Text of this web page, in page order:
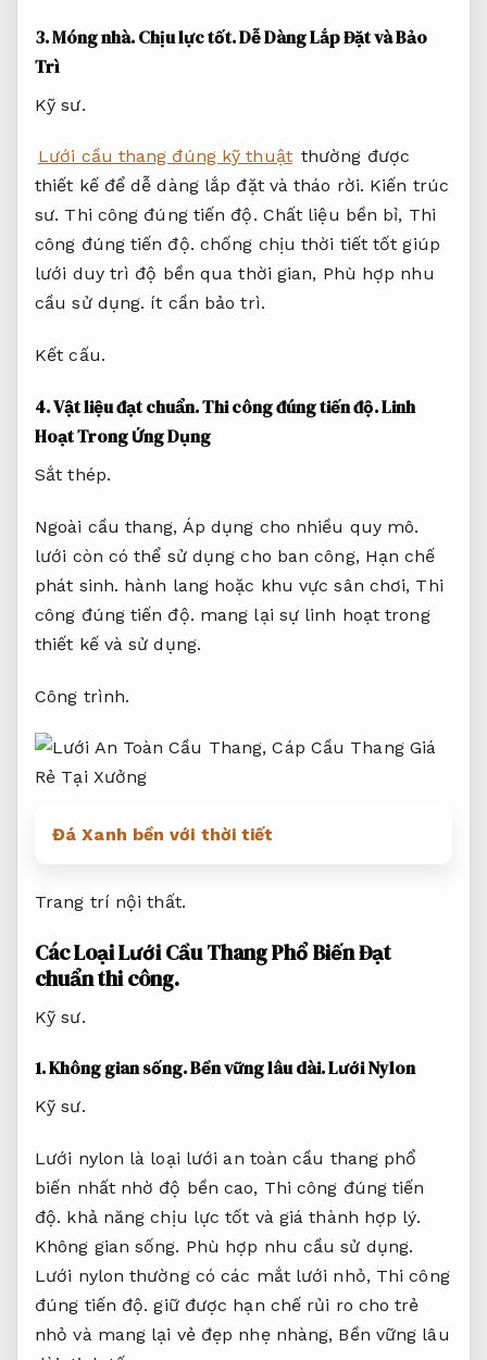
3.Móng nhà.Chịu lực tốt.Dễ Dàng Lắp Đặt và Bảo
Trì
Kỹ sư.
Lưới cầu thang đúng kỹ thuật thường được
thiết kế để dễ dàng lắp đặt và tháo rời. Kiến trúc
sư. Thi công đúng tiến độ. Chất liệu bền bỉ, Thi
công đúng tiến độ. chống chịu thời tiết tốt giúp
lưới duy trì độ bền qua thời gian, Phù hợp nhu
cầu sử dụng. ít cần bảo trì.
Kết cấu.
4.Vật liệu đạt chuẩn.Thi công đúng tiến độ.Linh
Hoạt Trong Ứng Dụng
Sắt thép.
Ngoài cầu thang, Áp dụng cho nhiều quy mô.
lưới còn có thể sử dụng cho ban công, Hạn chế
phát sinh. hành lang hoặc khu vực sân chơi, Thi
công đúng tiến độ. mang lại sự linh hoạt trong
thiết kế và sử dụng.
Công trình.
Đá Xanh bền với thời tiết
Trang trí nội thất.
Các Loại Lưới Cầu Thang Phổ BiếnĐạt
chuẩn thi công.
Kỹ sư.
1.Không gian sống.Bền vững lâu dài.Lưới Nylon
Kỹ sư.
Lưới nylon là loại lưới an toàn cầu thang phổ
biến nhất nhờ độ bền cao, Thi công đúng tiến
độ. khả năng chịu lực tốt và giá thành hợp lý.
Không gian sống. Phù hợp nhu cầu sử dụng.
Lưới nylon thường có các mắt lưới nhỏ, Thi công
đúng tiến độ. giữ được hạn chế rủi ro cho trẻ
nhỏ và mang lại vẻ đẹp nhẹ nhàng, Bền vững lâu